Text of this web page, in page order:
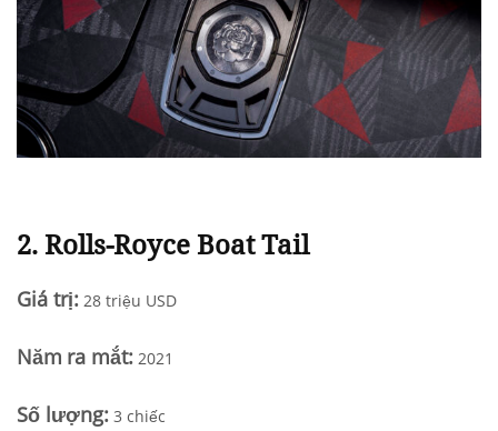
2. Rolls-Royce Boat Tail
Giá trị: 28 triệu USD
Năm ra mắt: 2021
Số lượng: 3 chiếc